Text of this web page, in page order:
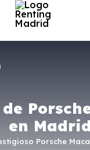
en Madrid
Porsche